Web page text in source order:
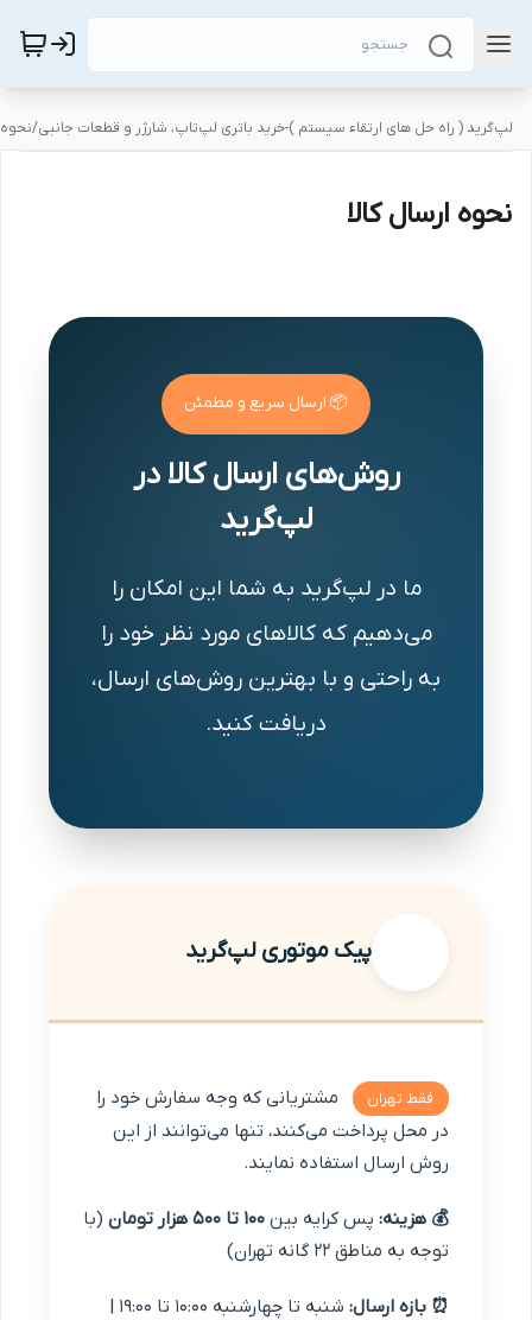
لپ‌گرید ( راه‌ حل های ارتقاء سیستم )-خرید باتری لپ‌تاپ، شارژر و قطعات جانبی/نحوه
نحوه ارسال کالا
📦 ارسال سریع و مطمئن
روش‌های ارسال کالا در
لپ‌گرید
ما در لپ‌گرید به شما این امکان را
می‌دهیم که کالاهای مورد نظر خود را
به راحتی و با بهترین روش‌های ارسال،
دریافت کنید.
پیک موتوری لپ‌گرید
فقط تهران
مشتریانی که وجه سفارش خود را
در محل پرداخت می‌کنند، تنها می‌توانند از این
روش ارسال استفاده نمایند.
💰 هزینه:پس کرایه بین 100 تا 500 هزار تومان
(با
توجه به مناطق ۲۲ گانه تهران)
⏰ بازه ارسال:
شنبه تا چهارشنبه ۱۰:0۰ تا ۱9:0۰ |